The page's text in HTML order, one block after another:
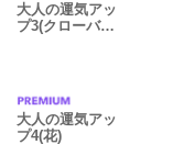
大人の運気アッ
プ3(クローバ
大人の運気アッ
プ4(花)